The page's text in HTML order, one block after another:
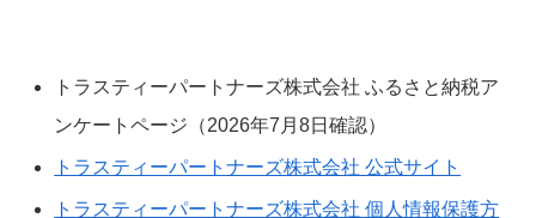
トラスティーパートナーズ株式会社 ふるさと納税ア
ンケートページ（2026年7月8日確認）
トラスティーパートナーズ株式会社 公式サイト
トラスティーパートナーズ株式会社 個人情報保護方